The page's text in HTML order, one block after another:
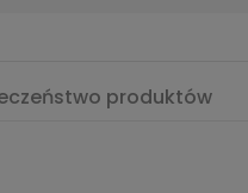
produktów